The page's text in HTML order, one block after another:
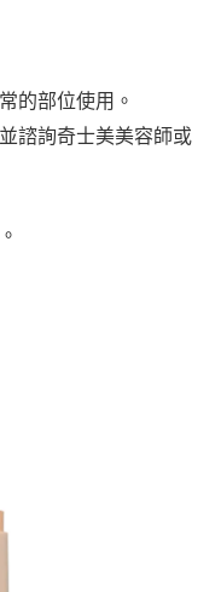
的部位使用。
諮詢奇士美美容師或